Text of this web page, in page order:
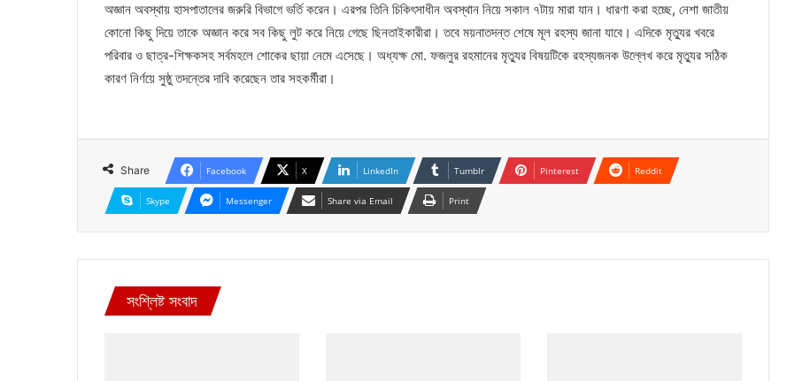
অজ্ঞান অবস্থায় হাসপাতালের জরুরি বিভাগে ভর্তি করেন। এরপর তিনি চিকিৎসাধীন অবস্থান নিয়ে সকাল ৭টায় মারা যান। ধারণা করা হচ্ছে, নেশা জাতীয়
কোনো কিছু দিয়ে তাকে অজ্ঞান করে সব কিছু লুট করে নিয়ে গেছে ছিনতাইকারীরা। তবে ময়নাতদন্ত শেষে মূল রহস্য জানা যাবে। এদিকে মৃত্যুর খবরে
পরিবার ও ছাত্র-শিক্ষকসহ সর্বমহলে শোকের ছায়া নেমে এসেছে। অধ্যক্ষ মো. ফজলুর রহমানের মৃত্যুর বিষয়টিকে রহস্যজনক উল্লেখ করে মৃত্যুর সঠিক
কারণ নির্ণয়ে সুষ্ঠু তদন্তের দাবি করেছেন তার সহকর্মীরা।
Share Facebook X LinkedIn Tumblr Pinterest Reddit
Skype Messenger Share via Email Print
সংশ্লিষ্ট সংবাদ